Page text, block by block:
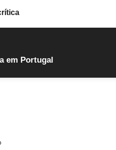
em Portugal